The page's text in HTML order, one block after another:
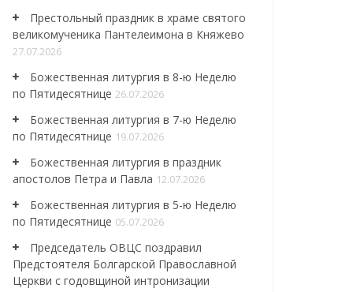
Престольный праздник в храме святого
великомученика Пантелеимона в Княжево
27.07.2026
Божественная литургия в 8-ю Неделю
по Пятидесятнице 26.07.2026
Божественная литургия в 7-ю Неделю
по Пятидесятнице 19.07.2026
Божественная литургия в праздник
апостолов Петра и Павла 12.07.2026
Божественная литургия в 5-ю Неделю
по Пятидесятнице 05.07.2026
Председатель ОВЦС поздравил
Предстоятеля Болгарской Православной
Церкви с годовщиной интронизации